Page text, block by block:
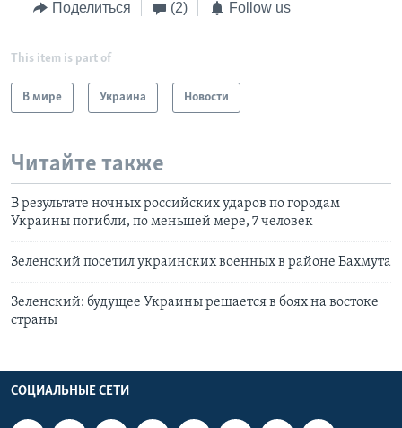
Поделиться (2) Follow us
This item is part of
В мире Украина Новости
Читайте также
В результате ночных российских ударов по городам
Украины погибли, по меньшей мере, 7 человек
Зеленский посетил украинских военных в районе Бахмута
Зеленский: будущее Украины решается в боях на востоке
страны
СОЦИАЛЬНЫЕ СЕТИ